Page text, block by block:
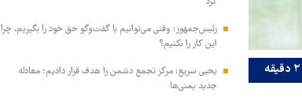
رئیس‌جمهور: وقتی می‌توانیم با گفت‌وگو حق خود را بگیریم، چرا
این کار را نکنیم؟
یحیی سریع: مرکز تجمع دشمن را هدف قرار دادیم؛ معادله
جدید یمنی‌ها